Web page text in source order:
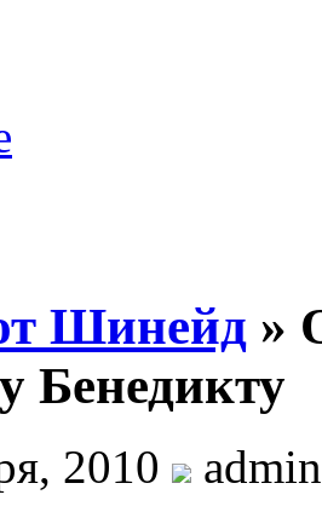
Шинейд »
Бенедикту
2010
admin